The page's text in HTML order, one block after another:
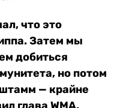
что это
Затем мы
добиться
но потом
— крайне